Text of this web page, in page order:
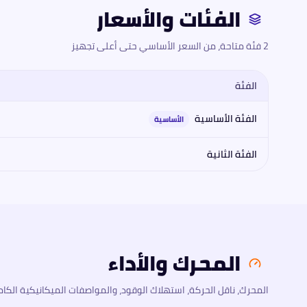
الفئات والأسعار
2 فئة متاحة، من السعر الأساسي حتى أعلى تجهيز
الفئة
الفئة الأساسية
الأساسية
الفئة الثانية
المحرك والأداء
المحرك، ناقل الحركة، استهلاك الوقود، والمواصفات الميكانيكية